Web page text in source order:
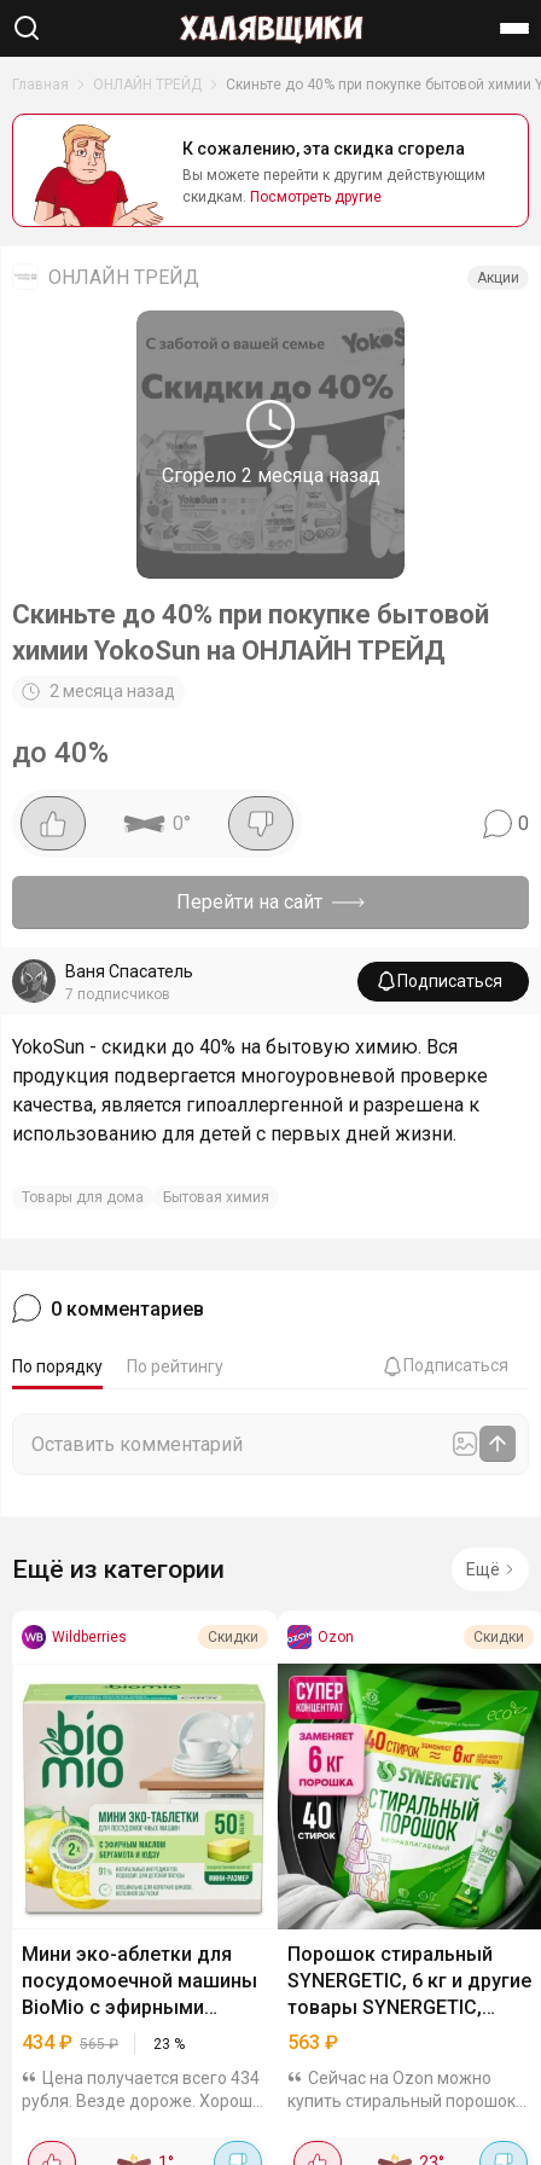
Найти
Главная ОНЛАЙН ТРЕЙД Скиньте до 40% при покупке бытовой химии
К сожалению, эта скидка сгорела
Вы можете перейти к другим действующим
скидкам. Посмотреть другие
Сгорело 2 месяца назад
ОНЛАЙН ТРЕЙД Акции
Скиньте до 40% при покупке бытовой
химии YokoSun на ОНЛАЙН ТРЕЙД
2 месяца назад
до 40%
0° 0
Перейти на сайт
Ваня Спасатель
7 подписчиков
Подписаться
YokoSun - скидки до 40% на бытовую химию. Вся
продукция подвергается многоуровневой проверке
качества, является гипоаллергенной и разрешена к
использованию для детей с первых дней жизни.
Товары для дома Бытовая химия
0 комментариев
По порядку По рейтингу Подписаться
Ещё из категории Ещё
Wildberries Скидки
Мини эко-аблетки для
посудомоечной машины
BioMio с эфирными
маслами бергамота и
434₽ 565₽ 23 %
Цена получается всего 434
рубля. Везде дороже. Хорошо
неприятные запахи, посуда
Ozon Скидки
Порошок стиральный
SYNERGETIC, 6 кг и другие
товары SYNERGETIC,
SMART FOX
563 ₽
Сейчас на Ozon можно
купить стиральный порошок
563₽. Подходит для